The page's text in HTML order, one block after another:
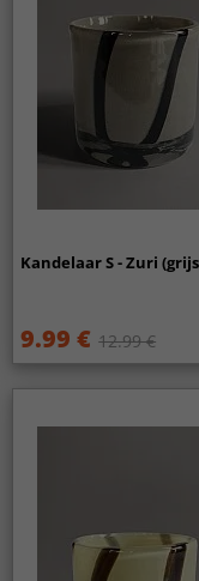
Kandelaar S - Zuri
9.99 € 12.99 €